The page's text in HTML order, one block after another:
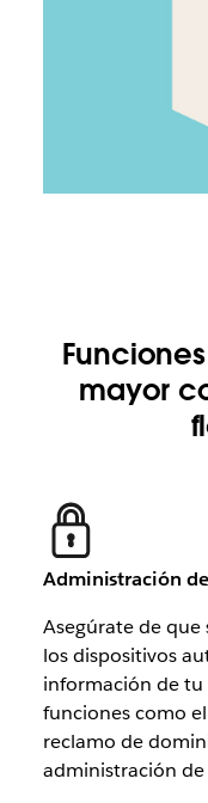
mayor
Administración
Asegúrate de que
los dispositivos
información de tu
funciones como
reclamo de
administración